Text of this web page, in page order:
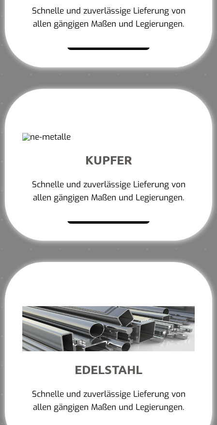
Schnelle und zuverlässige Lieferung von
allen gängigen Maßen und Legierungen.
KUPFER
Schnelle und zuverlässige Lieferung von
allen gängigen Maßen und Legierungen.
EDELSTAHL
Schnelle und zuverlässige Lieferung von
allen gängigen Maßen und Legierungen.